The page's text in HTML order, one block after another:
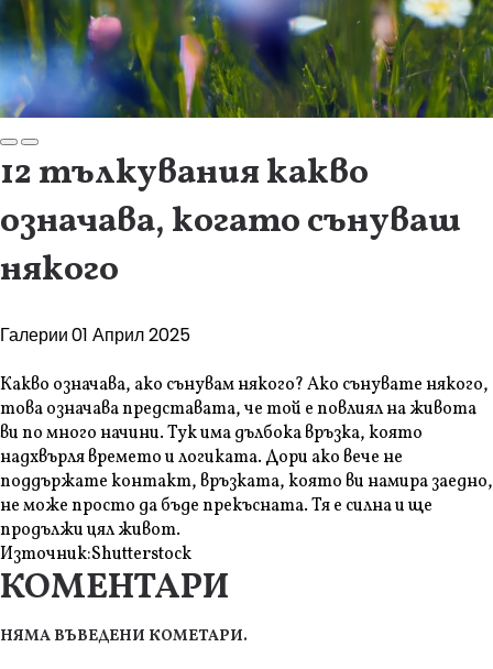
12 тълкувания какво
означава, когато сънуваш
някого
Галерии01 Април 2025
Какво означава, ако сънувам някого? Ако сънувате някого,
това означава представата, че той е повлиял на живота
ви по много начини. Тук има дълбока връзка, която
надхвърля времето и логиката. Дори ако вече не
поддържате контакт, връзката, която ви намира заедно,
не може просто да бъде прекъсната. Тя е силна и ще
продължи цял живот.
Източник:Shutterstock
КОМЕНТАРИ
НЯМА ВЪВЕДЕНИ КОМЕТАРИ.